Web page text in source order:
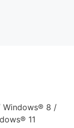
Windows® 8 /
11